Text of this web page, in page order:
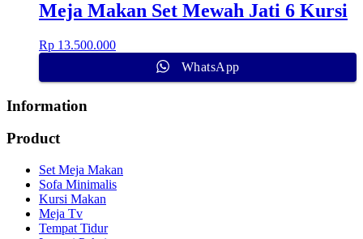
Meja Makan Set Mewah Jati 6 Kursi
Rp 13.500.000
WhatsApp
Information
Product
Set Meja Makan
Sofa Minimalis
Kursi Makan
Meja Tv
Tempat Tidur